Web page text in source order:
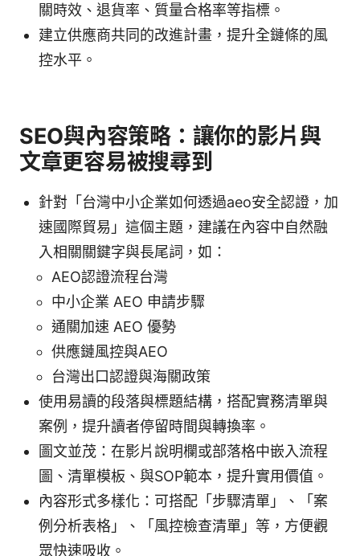
關時效、退貨率、質量合格率等指標。
建立供應商共同的改進計畫，提升全鏈條的風
控水平。
SEO與內容策略：讓你的影片與
文章更容易被搜尋到
針對「台灣中小企業如何透過aeo安全認證，加
速國際貿易」這個主題，建議在內容中自然融
入相關關鍵字與長尾詞，如：
AEO認證流程台灣
中小企業 AEO 申請步驟
通關加速 AEO 優勢
供應鏈風控與AEO
台灣出口認證與海關政策
使用易讀的段落與標題結構，搭配實務清單與
案例，提升讀者停留時間與轉換率。
圖文並茂：在影片說明欄或部落格中嵌入流程
圖、清單模板、與SOP範本，提升實用價值。
內容形式多樣化：可搭配「步驟清單」、「案
例分析表格」、「風控檢查清單」等，方便觀
眾快速吸收。